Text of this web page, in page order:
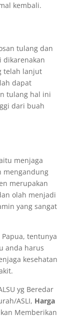
kembali.
tulang dan
dikarenakan
telah lanjut
dapat
tulang hal ini
dari buah
menjaga
mengandung
merupakan
olah menjadi
yang sangat
Papua, tentunya
anda harus
kesehatan
yg Beredar
ASLI, Harga
Memberikan